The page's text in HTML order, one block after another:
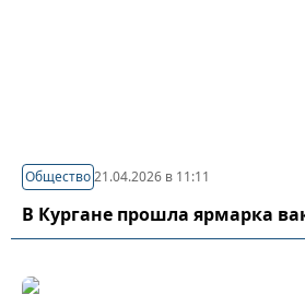
Общество21.04.2026 в 11:11
В Кургане прошла ярмарка